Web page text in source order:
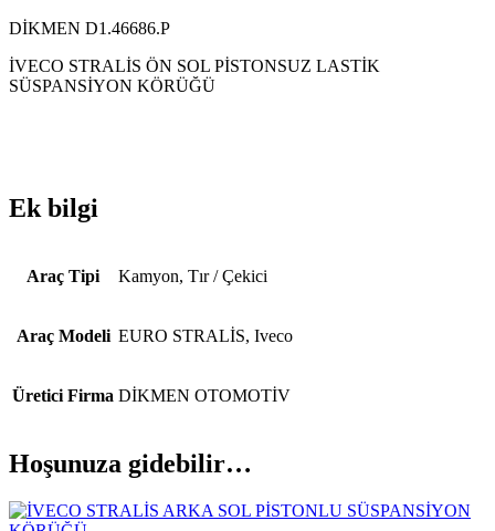
DİKMEN D1.46686.P
İVECO STRALİS ÖN SOL PİSTONSUZ LASTİK
SÜSPANSİYON KÖRÜĞÜ
Ek bilgi
Araç Tipi Kamyon, Tır / Çekici
Araç Modeli EURO STRALİS, Iveco
Üretici Firma DİKMEN OTOMOTİV
Hoşunuza gidebilir…